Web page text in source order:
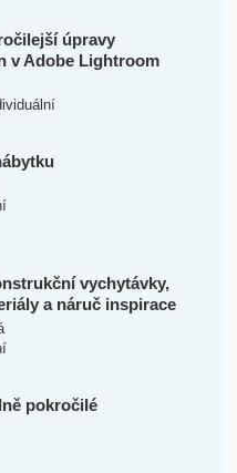
úpravy
v Adobe Lightroom
vychytávky,
a náruč inspirace
pokročilé